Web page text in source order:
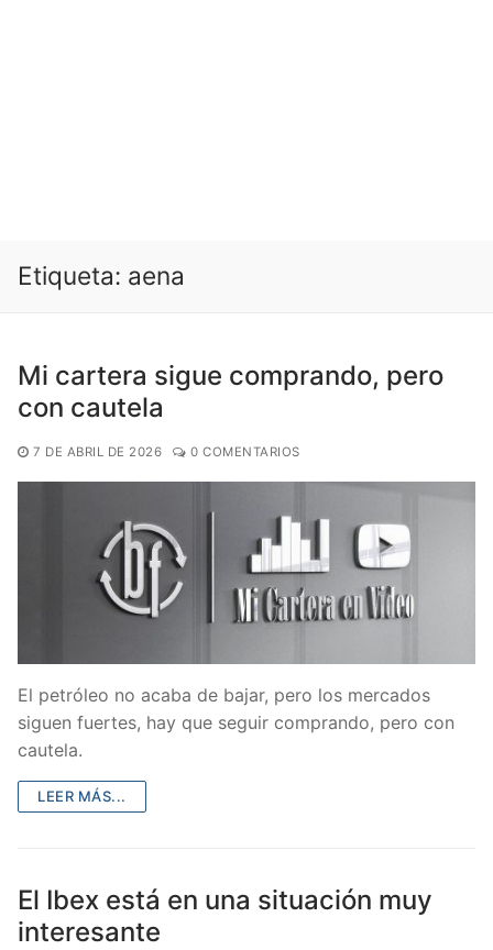
Etiqueta: aena
Mi cartera sigue comprando, pero
con cautela
7 DE ABRIL DE 2026 0 COMENTARIOS
El petróleo no acaba de bajar, pero los mercados
siguen fuertes, hay que seguir comprando, pero con
cautela.
LEER MÁS...
El Ibex está en una situación muy
interesante